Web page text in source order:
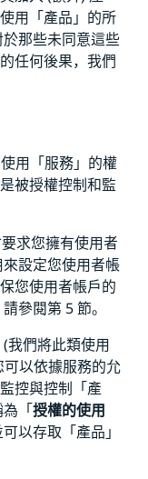
用「產品」的所
那些未同意這些
任何後果，我們
用「服務」的權
被授權控制和監
求您擁有使用者
設定您使用者帳
您使用者帳戶的
參閱第 5 節。
我們將此類使用
可以依據服務的允
控與控制「產
「授權的使用
以存取「產品」